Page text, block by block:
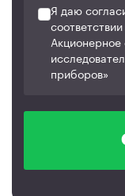
Я даю
приборов»